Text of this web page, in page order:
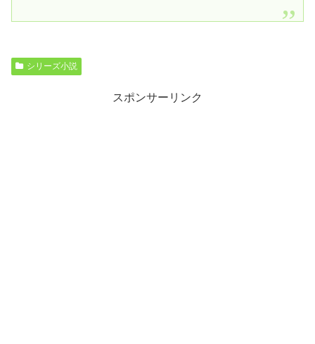
シリーズ小説
スポンサーリンク